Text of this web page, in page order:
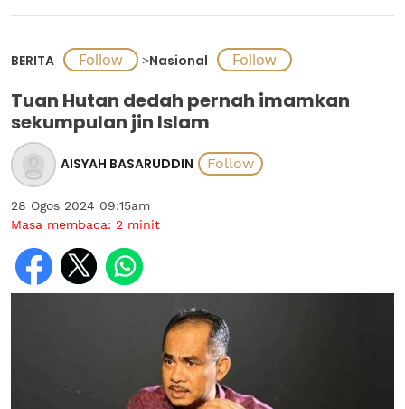
BERITA >Nasional
Tuan Hutan dedah pernah imamkan
sekumpulan jin Islam
AISYAH BASARUDDIN
28 Ogos 2024 09:15am
Masa membaca: 2 minit